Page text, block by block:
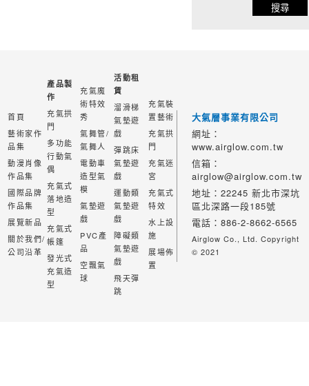
首頁
藝術家作
品集
動漫肖像
作品集
國際品牌
作品集
展覽新品
關於我們/
公司沿革
產品製
作
充氣拱
門
多功能
行動氣
偶
充氣式
落地造
型
充氣式
帳篷
發光式
充氣造
型
充氣魔
術特效
秀
氣舞管/
氣舞人
電動車
造型氣
模
氣墊遊
戲
PVC產
品
空飄氣
球
活動租
賃
溜滑梯
氣墊遊
戲
彈跳床
氣墊遊
戲
運動類
氣墊遊
戲
障礙類
氣墊遊
戲
飛天彈
跳
充氣裝
置藝術
充氣拱
門
充氣迷
宮
充氣式
特效
水上設
施
展場佈
置
大氣層事業有限公司
網址：
www.airglow.com.tw
信箱：
airglow@airglow.com.tw
地址：22245 新北市深坑
區北深路一段185號
電話：886-2-8662-6565
Airglow Co., Ltd. Copyright
© 2021